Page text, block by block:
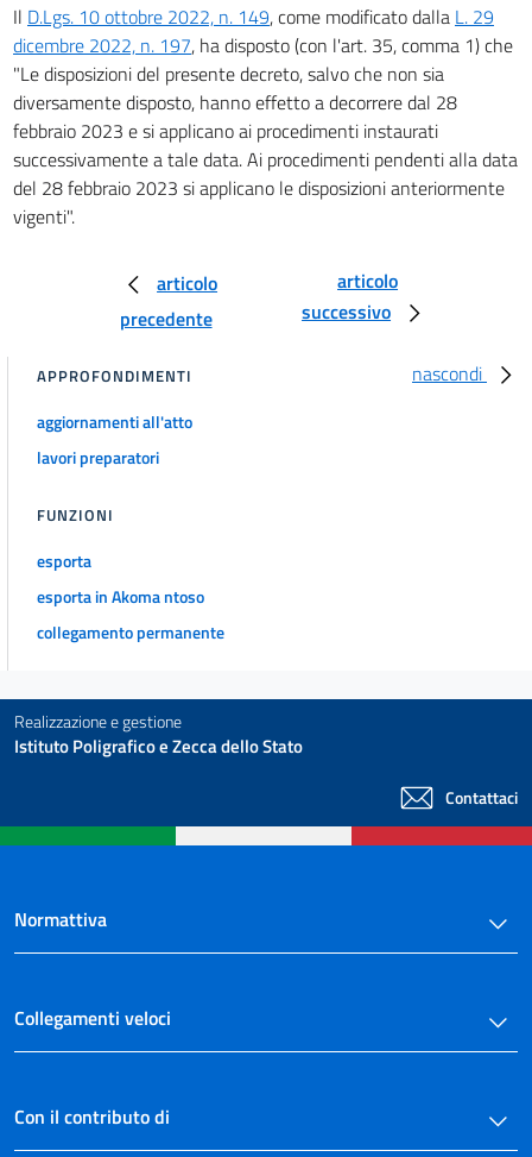
Il D.Lgs. 10 ottobre 2022, n. 149, come modificato dalla L. 29
dicembre 2022, n. 197, ha disposto (con l'art. 35, comma 1) che
"Le disposizioni del presente decreto, salvo che non sia
diversamente disposto, hanno effetto a decorrere dal 28
febbraio 2023 e si applicano ai procedimenti instaurati
successivamente a tale data. Ai procedimenti pendenti alla data
del 28 febbraio 2023 si applicano le disposizioni anteriormente
vigenti".
articolo
precedente
articolo
successivo
nascondi
APPROFONDIMENTI
aggiornamenti all'atto
lavori preparatori
FUNZIONI
esporta
esporta in Akoma ntoso
collegamento permanente
Realizzazione e gestione
Istituto Poligrafico e Zecca dello Stato
Contattaci
Normattiva
Collegamenti veloci
Con il contributo di